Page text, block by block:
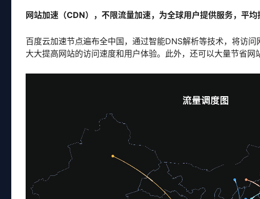
网站加速（CDN） ，不限流量加速，为全球用户提供服务， 平均
百度云加速节点遍布全中国，通过智能DNS解析等技术，将访
大大提高网站的访问速度和用户体验。此外，还可以大量节省网